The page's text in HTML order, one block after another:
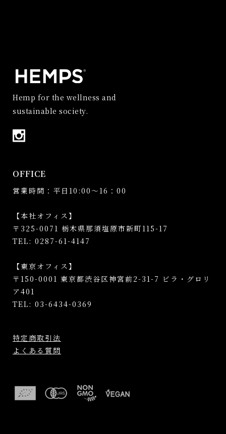
Hemp for the wellness and
sustainable society.
OFFICE
営業時間：平日10:00～16：00
【本社オフィス】
〒325-0071 栃木県那須塩原市新町115-17
TEL: 0287-61-4147
【東京オフィス】
〒150-0001 東京都渋谷区神宮前2-31-7 ビラ・グロリ
ア401
TEL: 03-6434-0369
特定商取引法
よくある質問